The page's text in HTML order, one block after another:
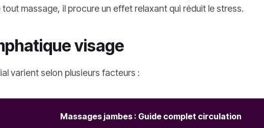
tout massage, il procure un effet relaxant qui réduit le stress.
visage
varient selon plusieurs facteurs :
Massages jambes : Guide complet circulation